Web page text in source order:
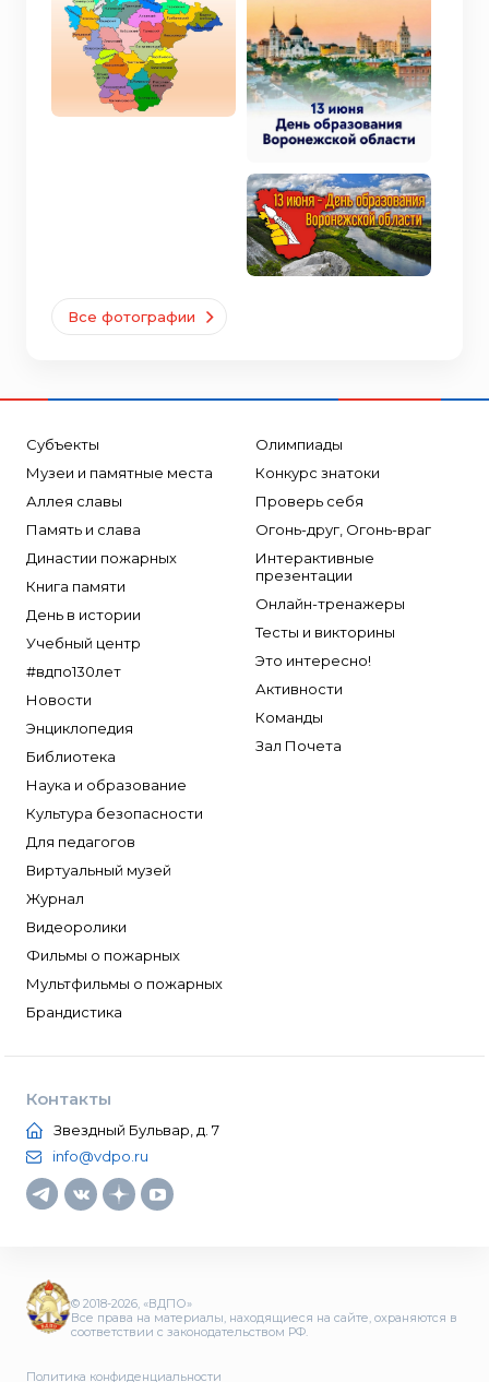
Все фотографии
Субъекты
Музеи и памятные места
Аллея славы
Память и слава
Династии пожарных
Книга памяти
День в истории
Учебный центр
#вдпо130лет
Новости
Энциклопедия
Библиотека
Наука и образование
Культура безопасности
Для педагогов
Виртуальный музей
Журнал
Видеоролики
Фильмы о пожарных
Мультфильмы о пожарных
Брандистика
Олимпиады
Конкурс знатоки
Проверь себя
Огонь-друг, Огонь-враг
Интерактивные
презентации
Онлайн-тренажеры
Тесты и викторины
Это интересно!
Активности
Команды
Зал Почета
Контакты
Звездный Бульвар, д. 7
info@vdpo.ru
© 2018-2026, «ВДПО»
Все права на материалы, находящиеся на сайте, охраняются в
соответствии с законодательством РФ.
Политика конфиденциальности